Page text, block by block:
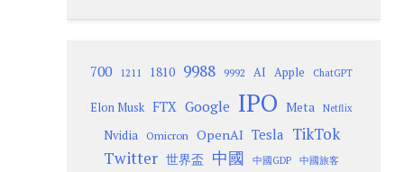
700 1211 1810 9988 9992 AI Apple ChatGPT
Elon Musk FTX Google IPO Meta Netflix
Nvidia Omicron OpenAI Tesla TikTok
Twitter 世界盃 中國 中國GDP 中國旅客